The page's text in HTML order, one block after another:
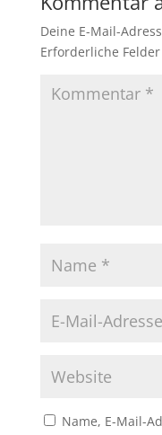
Deine E-Mail-
Erforderliche
Name, E-Mail-